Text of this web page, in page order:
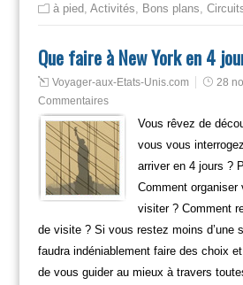
à pied Activités Bons plans
Que faire à New York en 4
Voyager-aux-Etats-Unis.com 28
Commentaires
Vous rêvez de
vous vous
arriver en 4 jours ?
Comment organiser
visiter ? Comment
de visite ? Si vous restez moins d’une
faudra indéniablement faire des choix
de vous guider au mieux à travers